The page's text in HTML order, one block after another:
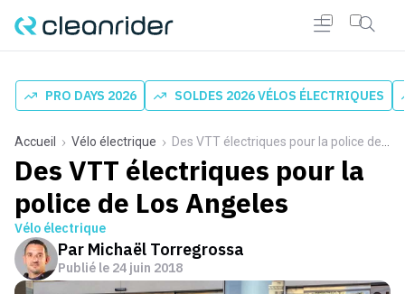
PRO DAYS 2026 SOLDES 2026 VÉLOS ÉLECTRIQUES
Accueil Vélo électrique Des VTT électriques pour la police de Los Angeles
Des VTT électriques pour la
police de Los Angeles
Vélo électrique
Par Michaël Torregrossa
Publié le 24 juin 2018